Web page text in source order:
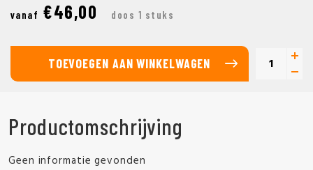
vanaf €46,00 doos 1 stuks
TOEVOEGEN AAN WINKELWAGEN
Productomschrijving
Geen informatie gevonden